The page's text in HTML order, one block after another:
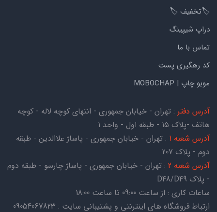
🏷️تخفیف 🏷️
دراپ شیپینگ
تماس با ما
کد رهگیری پست
موبو چاپ | MOBOCHAP
آدرس دفتر : تهران - خیابان جمهوری - انتهای کوچه لاله - کوچه
هاتف -پلاک ۱۵ - طبقه اول - واحد ۱
آدرس شعبه 1
: تهران - خیابان جمهوری - پاساژ علاالدین - طبقه
دوم - پلاک 207
آدرس شعبه 2
: تهران - خیابان جمهوری - پاساژ چارسو - طبقه دوم
- پلاک D48/D49
ساعات کاری : از ساعت 09:00 تا ساعت 18:00
ارتباط فروشگاه های اینترنتی و پشتیبانی سایت : 09054067823